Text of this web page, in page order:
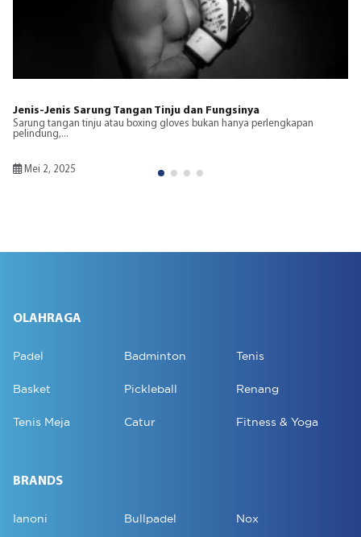
Ukuran Ring Tinju dan Dampaknya pada Pertandingan
Ring tinju adalah elemen penting dalam olahraga tinju yang
mempengaruhi...
Januari 2, 2025
OLAHRAGA
Padel Badminton Tenis
Basket Pickleball Renang
Tenis Meja Catur Fitness & Yoga
BRANDS
Ianoni Bullpadel Nox